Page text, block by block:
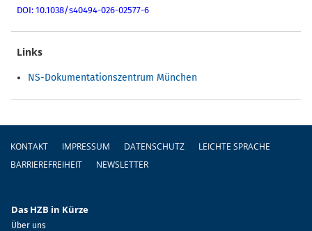
DOI: 10.1038/s40494-026-02577-6
Links
NS-Dokumentationszentrum München
Fußzeile
KONTAKT IMPRESSUM DATENSCHUTZ
LEICHTE SPRACHE
BARRIEREFREIHEIT
NEWSLETTER
Das HZB in Kürze
Über uns